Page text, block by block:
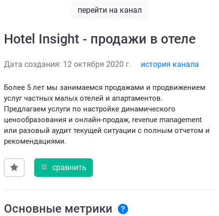
перейти на канал
Hotel Insight - продажи в отеле
Дата создания: 12 октября 2020 г. история канала
Более 5 лет мы занимаемся продажами и продвижением
услуг частных малых отелей и апартаментов.
Предлагаем услуги по настройке динамического
ценообразования и онлайн-продаж, revenue management
или разовый аудит текущей ситуации с полным отчетом и
рекомендациями.
сравнить
Основные метрики